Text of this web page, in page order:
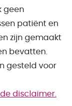
geen
patiënt en
zijn gemaakt
bevatten.
gesteld voor
disclaimer.